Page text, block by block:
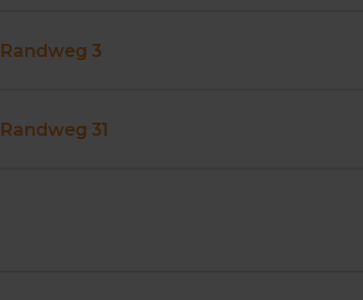
Randweg 3
Randweg 31